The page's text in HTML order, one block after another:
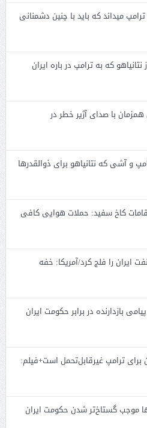
میداند که باید با چنین دشمنانی
که به ترامپ در باره ایران
با صدای آژیر خطر در
و آشی که نتانیاهو برای ذوالقدرها
کاخ سفید: حملات هوایی کافی
ایران را فلج کرد/آمریکا: خفه
بازدارنده در برابر حکومت ایران
برای ترامپ غیرقابل‌تحمل است+فیلم:
موجب گستاخ‌تر شدن حکومت ایران